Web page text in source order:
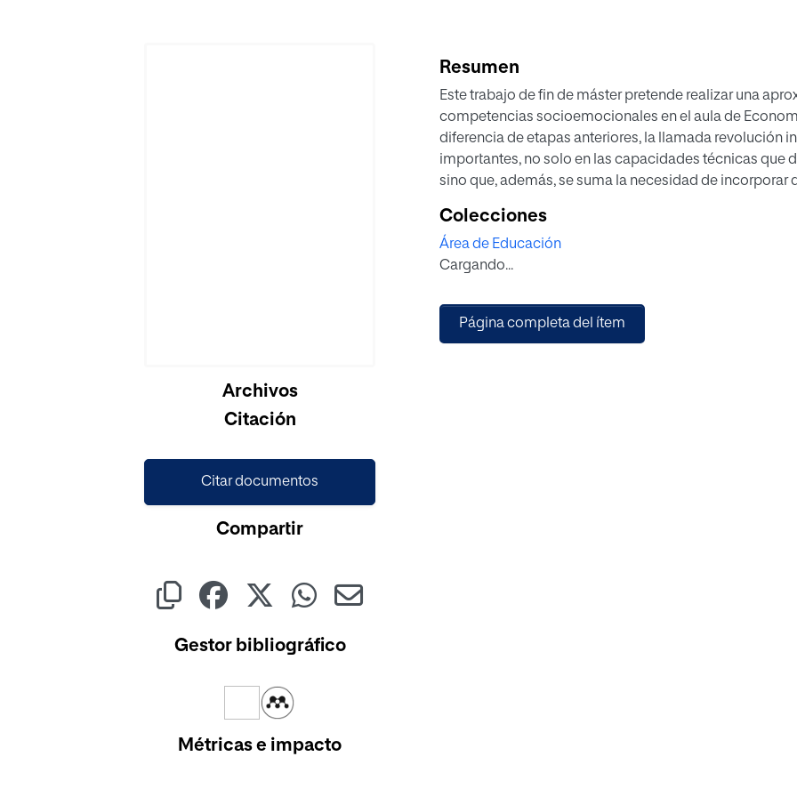
Archivos
Citación
Citar documentos
Compartir
Gestor bibliográfico
Métricas e impacto
Resumen
Este trabajo de fin de máster pretende realizar una
competencias socioemocionales en el aula de
diferencia de etapas anteriores, la llamada revolución
importantes, no solo en las capacidades técnicas que
sino que, además, se suma la necesidad de
protagonismo a las primeras y, de hecho, se las
desarrollo personal y profesional del individuo. La
rapidez numerosos avances tecnológicos sin
transformación social. En este sentido, la metodología
herramienta idónea para el trabajo competencial en
Colecciones
Área de Educación
Cargando...
Página completa del ítem